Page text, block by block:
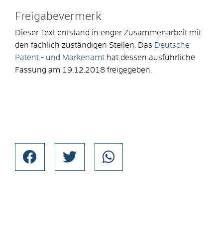
Freigabevermerk
Dieser Text entstand in enger Zusammenarbeit mit
den fachlich zuständigen Stellen. Das Deutsche
Patent - und Markenamt hat dessen ausführliche
Fassung am 19.12.2018 freigegeben.